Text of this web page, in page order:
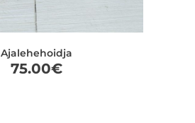
Ajalehehoidja
75.00€